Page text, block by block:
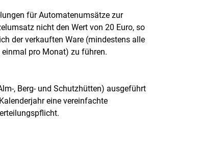
für Automatenumsätze zur
nicht den Wert von 20 Euro, so
der verkauften Ware (mindestens alle
pro Monat) zu führen.
, Berg- und Schutzhütten) ausgeführt
eine vereinfachte